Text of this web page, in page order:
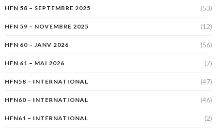
HFN 58 – SEPTEMBRE 2025 (53)
HFN 59 – NOVEMBRE 2025 (12)
HFN 60 – JANV 2026 (56)
HFN 61 – MAI 2026 (7)
HFN58 – INTERNATIONAL (47)
HFN60 – INTERNATIONAL (46)
HFN61 – INTERNATIONAL (2)